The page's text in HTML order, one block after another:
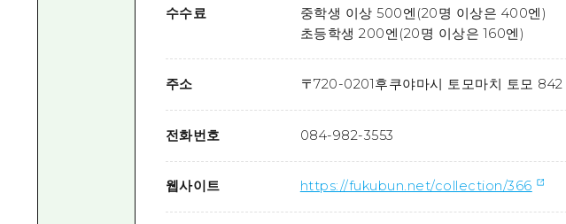
수수료
중학생 이상 500엔(20명 이상은 400엔)
초등학생 200엔(20명 이상은 160엔)
주소 〒720-0201후쿠야마시 토모마치 토모 842
전화번호 084-982-3553
웹사이트 https://fukubun.net/collection/366